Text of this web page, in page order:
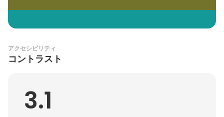
アクセシビリティ
コントラスト
3.1